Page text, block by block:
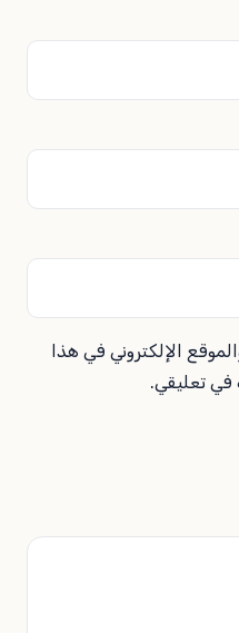
الإلكتروني في هذا
في تعليقي.